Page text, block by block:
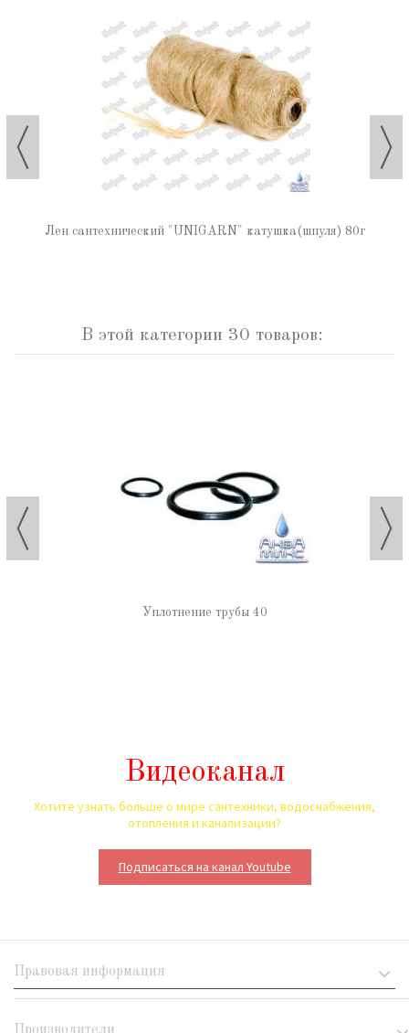
Лен сантехнический "UNIGARN" катушка(шпуля) 80г
В этой категории 30 товаров:
Уплотнение трубы 40
Видеоканал
Хотите узнать больше о мире сантехники, водоснабжения,
отопления и канализации?
Подписаться на канал Youtube
Правовая информация